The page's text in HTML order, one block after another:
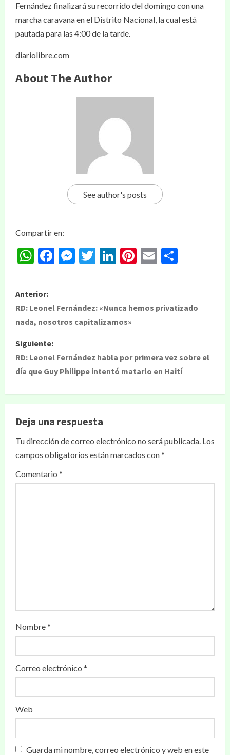
Fernández finalizará su recorrido del domingo con una
marcha caravana en el Distrito Nacional, la cual está
pautada para las 4:00 de la tarde.
diariolibre.com
About The Author
See author's posts
Compartir en:
WhatsApp
Facebook
Messenger
Twitter
LinkedIn
Pinterest
Email
Anterior:
RD: Leonel Fernández: «Nunca hemos privatizado
nada, nosotros capitalizamos»
Siguiente:
RD: Leonel Fernández habla por primera vez sobre el
día que Guy Philippe intentó matarlo en Haití
Deja una respuesta
Tu dirección de correo electrónico no será publicada. Los
campos obligatorios están marcados con*
Comentario *
Nombre*
Correo electrónico *
Web
Guarda mi nombre, correo electrónico y web en este